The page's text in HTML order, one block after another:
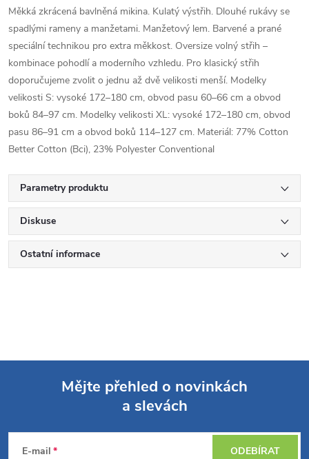
Měkká zkrácená bavlněná mikina. Kulatý výstřih. Dlouhé rukávy se
spadlými rameny a manžetami. Manžetový lem. Barvené a prané
speciální technikou pro extra měkkost. Oversize volný střih –
kombinace pohodlí a moderního vzhledu. Pro klasický střih
doporučujeme zvolit o jednu až dvě velikosti menší. Modelky
velikosti S: vysoké 172–180 cm, obvod pasu 60–66 cm a obvod
boků 84–97 cm. Modelky velikosti XL: vysoké 172–180 cm, obvod
pasu 86–91 cm a obvod boků 114–127 cm. Materiál: 77% Cotton
Better Cotton (Bci), 23% Polyester Conventional
Parametry produktu
Diskuse
Ostatní informace
Mějte přehled o novinkách
a slevách
E-mail ODEBÍRAT